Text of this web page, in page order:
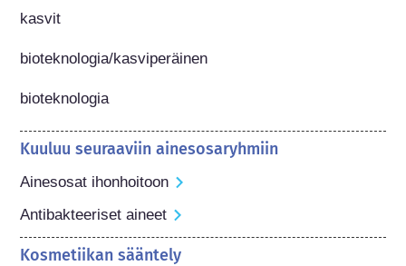
kasvit
bioteknologia/kasviperäinen
bioteknologia
Kuuluu seuraaviin ainesosaryhmiin
Ainesosat ihonhoitoon
Antibakteeriset aineet
Kosmetiikan sääntely